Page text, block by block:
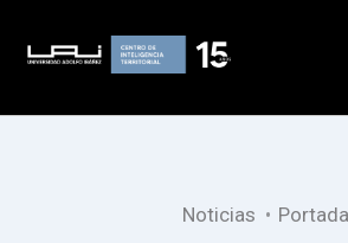
Noticias Portada